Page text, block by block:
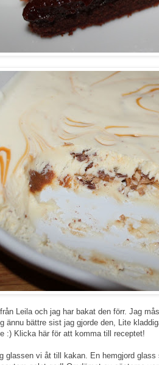
Leila och jag har bakat den förr. Jag
ännu bättre sist jag gjorde den, Lite
:) Klicka här för att komma till receptet!
glassen vi åt till kakan. En hemgjord